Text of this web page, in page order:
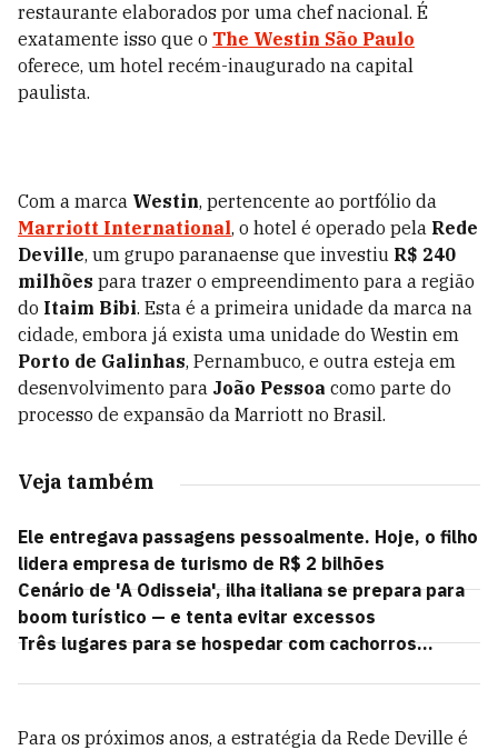
restaurante elaborados por uma chef nacional. É
exatamente isso que o The Westin São Paulo
oferece, um hotel recém-inaugurado na capital
paulista.
Com a marca Westin, pertencente ao portfólio da
Marriott International, o hotel é operado pela Rede
Deville, um grupo paranaense que investiu R$ 240
milhões para trazer o empreendimento para a região
do Itaim Bibi. Esta é a primeira unidade da marca na
cidade, embora já exista uma unidade do Westin em
Porto de Galinhas, Pernambuco, e outra esteja em
desenvolvimento para João Pessoa como parte do
processo de expansão da Marriott no Brasil.
Veja também
Ele entregava passagens pessoalmente. Hoje, o filho
lidera empresa de turismo de R$ 2 bilhões
Cenário de 'A Odisseia', ilha italiana se prepara para
boom turístico — e tenta evitar excessos
Três lugares para se hospedar com cachorros...
Para os próximos anos, a estratégia da Rede Deville é